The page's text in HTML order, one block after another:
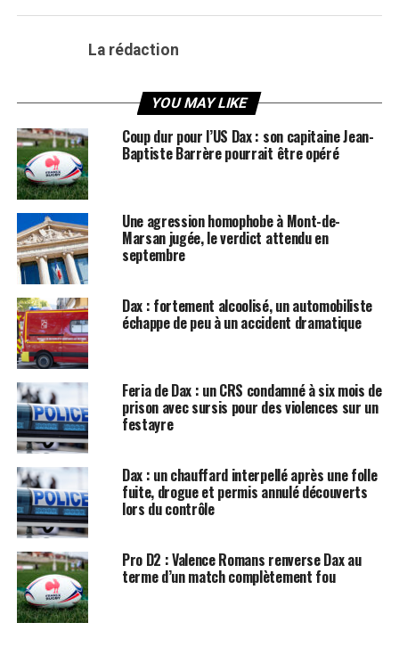
La rédaction
YOU MAY LIKE
Coup dur pour l’US Dax : son capitaine Jean-
Baptiste Barrère pourrait être opéré
Une agression homophobe à Mont-de-
Marsan jugée, le verdict attendu en
septembre
Dax : fortement alcoolisé, un automobiliste
échappe de peu à un accident dramatique
Feria de Dax : un CRS condamné à six mois de
prison avec sursis pour des violences sur un
festayre
Dax : un chauffard interpellé après une folle
fuite, drogue et permis annulé découverts
lors du contrôle
Pro D2 : Valence Romans renverse Dax au
terme d’un match complètement fou